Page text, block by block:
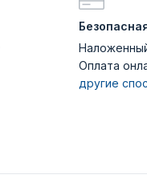
Оплата
другие